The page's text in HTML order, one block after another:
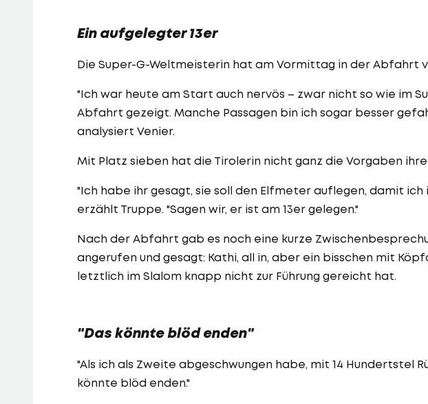
Ein aufgelegter 13er
Die Super-G-Weltmeisterin hat am Vormittag in der Abfahrt
"Ich war heute am Start auch nervös – zwar nicht so wie im
Abfahrt gezeigt. Manche Passagen bin ich sogar besser
analysiert Venier.
Mit Platz sieben hat die Tirolerin nicht ganz die Vorgaben
"Ich habe ihr gesagt, sie soll den Elfmeter auflegen, damit ich
erzählt Truppe. "Sagen wir, er ist am 13er gelegen."
Nach der Abfahrt gab es noch eine kurze
angerufen und gesagt: Kathi, all in, aber ein bisschen mit
letztlich im Slalom knapp nicht zur Führung gereicht hat.
"Das könnte blöd enden"
"Als ich als Zweite abgeschwungen habe, mit 14 Hundertstel
könnte blöd enden."